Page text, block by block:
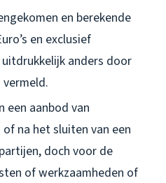
en berekende
en exclusief
anders door
een aanbod van
na het sluiten van een
doch voor de
of werkzaamheden of